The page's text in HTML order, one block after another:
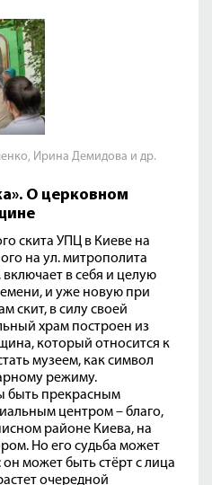
Ирина Демидова и др.
О церковном
скита УПЦ в Киеве на
на ул. митрополита
в себя и целую
и уже новую при
скит, в силу своей
храм построен из
который относится к
музеем, как символ
режиму.
быть прекрасным
центром – благо,
районе Киева, на
Но его судьба может
может быть стёрт с лица
очередной